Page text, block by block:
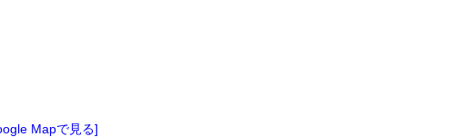
Mapで見る]